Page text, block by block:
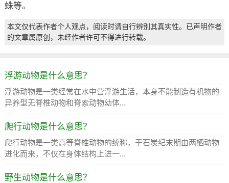
蛛等。
本文仅代表作者个人观点，阅读时请自行辨别其真实性。已声明作者
的文章属原创，未经作者许可不得进行转载。
浮游动物是什么意思？
浮游动物是一类经常在水中营浮游生活，本身不能制造有机物的
异养型无脊椎动物和脊索动物幼体...
爬行动物是什么意思？
爬行动物是一类高等脊椎动物的统称，于石炭纪末期由两栖动物
进化而来，不仅在身体结构上进一...
野生动物是什么意思？